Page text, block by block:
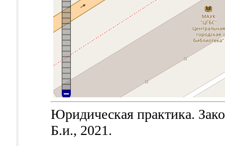
Юридическая практика.
Б.и., 2021.